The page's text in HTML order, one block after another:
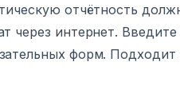
отчётность
через интернет.
форм.